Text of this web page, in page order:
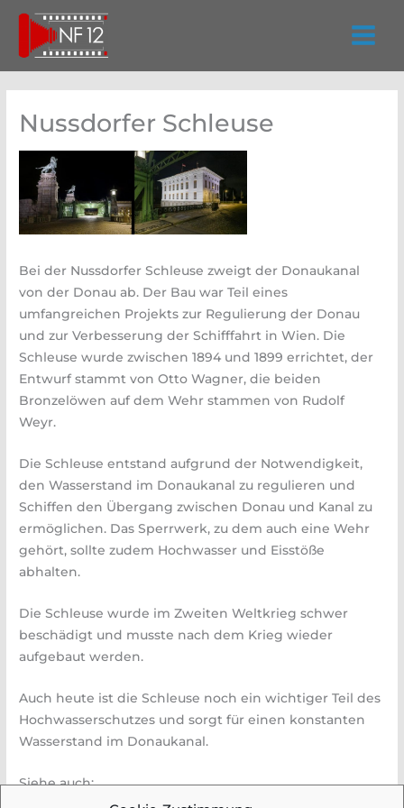
springen
Nussdorfer Schleuse
Bei der Nussdorfer Schleuse zweigt der Donaukanal
von der Donau ab. Der Bau war Teil eines
umfangreichen Projekts zur Regulierung der Donau
und zur Verbesserung der Schifffahrt in Wien. Die
Schleuse wurde zwischen 1894 und 1899 errichtet, der
Entwurf stammt von Otto Wagner, die beiden
Bronzelöwen auf dem Wehr stammen von Rudolf
Weyr.
Die Schleuse entstand aufgrund der Notwendigkeit,
den Wasserstand im Donaukanal zu regulieren und
Schiffen den Übergang zwischen Donau und Kanal zu
ermöglichen. Das Sperrwerk, zu dem auch eine Wehr
gehört, sollte zudem Hochwasser und Eisstöße
abhalten.
Die Schleuse wurde im Zweiten Weltkrieg schwer
beschädigt und musste nach dem Krieg wieder
aufgebaut werden.
Auch heute ist die Schleuse noch ein wichtiger Teil des
Hochwasserschutzes und sorgt für einen konstanten
Wasserstand im Donaukanal.
Siehe auch:
https://de.wikipedia.org/wiki/Nussdorfer_Wehr-